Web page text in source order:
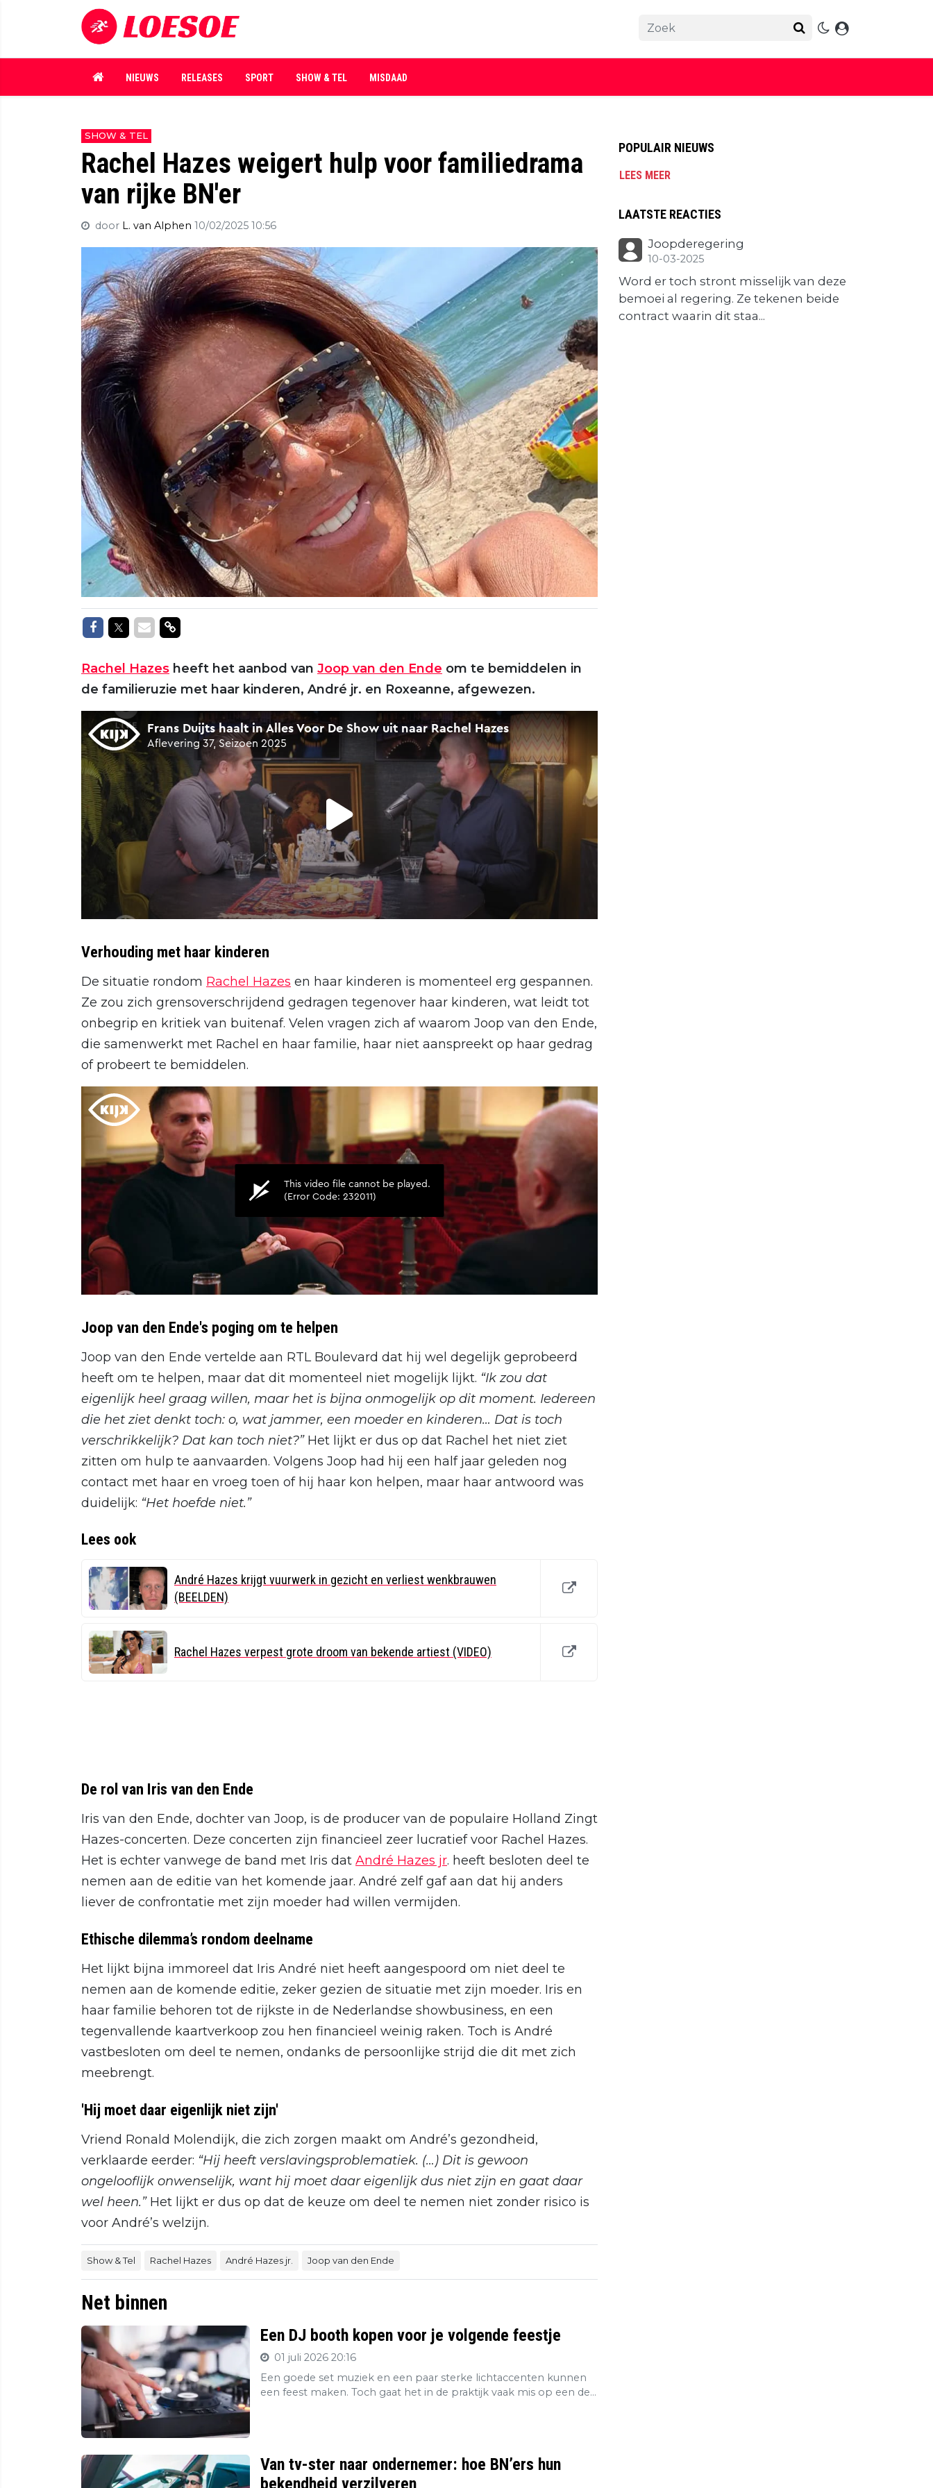
NIEUWS RELEASES SPORT SHOW & TEL MISDAAD
SHOW & TEL
Rachel Hazes weigert hulp voor familiedrama
van rijke BN'er
door L. van Alphen 10/02/2025 10:56
Delen op Facebook
Delen op Twitter
Delen via Mail
Delen via link
Rachel Hazes heeft het aanbod van Joop van den Ende om te bemiddelen in
de familieruzie met haar kinderen, André jr. en Roxeanne, afgewezen.
Verhouding met haar kinderen
De situatie rondom Rachel Hazes en haar kinderen is momenteel erg gespannen.
Ze zou zich grensoverschrijdend gedragen tegenover haar kinderen, wat leidt tot
onbegrip en kritiek van buitenaf. Velen vragen zich af waarom Joop van den Ende,
die samenwerkt met Rachel en haar familie, haar niet aanspreekt op haar gedrag
of probeert te bemiddelen.
Joop van den Ende's poging om te helpen
Joop van den Ende vertelde aan RTL Boulevard dat hij wel degelijk geprobeerd
heeft om te helpen, maar dat dit momenteel niet mogelijk lijkt. “Ik zou dat
eigenlijk heel graag willen, maar het is bijna onmogelijk op dit moment. Iedereen
die het ziet denkt toch: o, wat jammer, een moeder en kinderen… Dat is toch
verschrikkelijk? Dat kan toch niet?”Het lijkt er dus op dat Rachel het niet ziet
zitten om hulp te aanvaarden. Volgens Joop had hij een half jaar geleden nog
contact met haar en vroeg toen of hij haar kon helpen, maar haar antwoord was
duidelijk: “Het hoefde niet.”
Lees ook
André Hazes krijgt vuurwerk in gezicht en verliest wenkbrauwen
(BEELDEN)
Rachel Hazes verpest grote droom van bekende artiest (VIDEO)
De rol van Iris van den Ende
Iris van den Ende, dochter van Joop, is de producer van de populaire Holland Zingt
Hazes-concerten. Deze concerten zijn financieel zeer lucratief voor Rachel Hazes.
Het is echter vanwege de band met Iris dat André Hazes jr. heeft besloten deel te
nemen aan de editie van het komende jaar. André zelf gaf aan dat hij anders
liever de confrontatie met zijn moeder had willen vermijden.
Ethische dilemma’s rondom deelname
Het lijkt bijna immoreel dat Iris André niet heeft aangespoord om niet deel te
nemen aan de komende editie, zeker gezien de situatie met zijn moeder. Iris en
haar familie behoren tot de rijkste in de Nederlandse showbusiness, en een
tegenvallende kaartverkoop zou hen financieel weinig raken. Toch is André
vastbesloten om deel te nemen, ondanks de persoonlijke strijd die dit met zich
meebrengt.
'Hij moet daar eigenlijk niet zijn'
Vriend Ronald Molendijk, die zich zorgen maakt om André’s gezondheid,
verklaarde eerder: “Hij heeft verslavingsproblematiek. (…) Dit is gewoon
ongelooflijk onwenselijk, want hij moet daar eigenlijk dus niet zijn en gaat daar
wel heen.” Het lijkt er dus op dat de keuze om deel te nemen niet zonder risico is
voor André’s welzijn.
Show & Tel Rachel Hazes André Hazes jr. Joop van den Ende
Net binnen
Een DJ booth kopen voor je volgende feestje
01 juli 2026 20:16
Een goede set muziek en een paar sterke lichtaccenten kunnen
een feest maken. Toch gaat het in de praktijk vaak mis op een de...
Van tv-ster naar ondernemer: hoe BN’ers hun
bekendheid verzilveren
POPULAIR NIEUWS
LEES MEER
LAATSTE REACTIES
Joopderegering
10-03-2025
Word er toch stront misselijk van deze
bemoei al regering. Ze tekenen beide
contract waarin dit staa...